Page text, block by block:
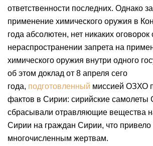
ответственности последних. Однако
применение химического оружия в
года абсолютен, нет никаких оговорок
нераспространении запрета на
химического оружия внутри одного
об этом доклад от 8 апреля сего
года, подготовленный миссией ОЗХО
фактов в Сирии: сирийские самолеты
сбрасывали отравляющие вещества
Сирии на граждан Сирии, что привело
многочисленным жертвам.